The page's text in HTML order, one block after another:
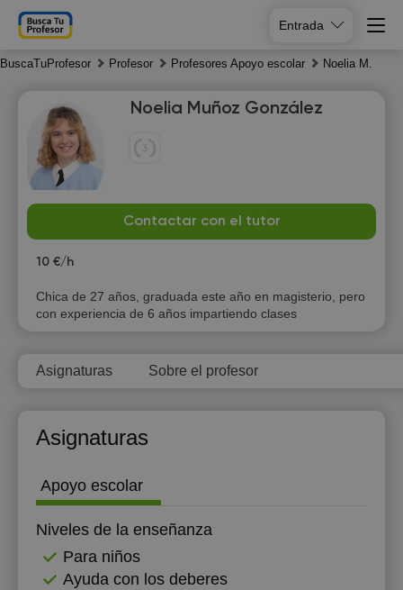
Entrada
BuscaTuProfesor Profesor Profesores Apoyo escolar Noelia M.
Noelia Muñoz González
Contactar con el tutor
10 €/h
Chica de 27 años, graduada este año en magisterio, pero
con experiencia de 6 años impartiendo clases
Asignaturas Sobre el profesor
Asignaturas
Apoyo escolar
Niveles de la enseñanza
Para niños
Ayuda con los deberes
6
Fr
7
Sa
8
9
16:00
19:00
19:30
20:00
10:00